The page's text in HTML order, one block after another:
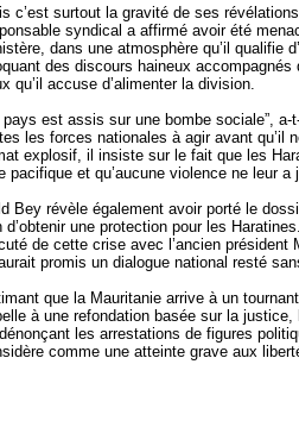
c’est surtout la gravité de ses
syndical a affirmé avoir été
dans une atmosphère qu’il qualifie
des discours haineux accompagnés
qu’il accuse d’alimenter la division.
pays est assis sur une bombe sociale”,
les forces nationales à agir avant qu’il
explosif, il insiste sur le fait que les
pacifique et qu’aucune violence ne leur a
Bey révèle également avoir porté le
d’obtenir une protection pour les
de cette crise avec l’ancien président
promis un dialogue national resté
que la Mauritanie arrive à un
à une refondation basée sur la
les arrestations de figures
comme une atteinte grave aux